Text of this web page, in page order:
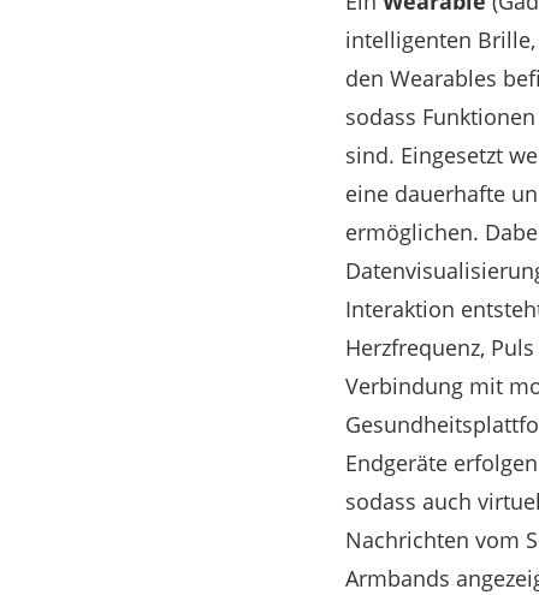
intelligenten
den Wearables
sodass
sind. Eingesetzt
eine dauerhafte
ermöglichen.
Interaktion
Herzfrequenz,
Verbindung mit
Endgeräte
sodass auch
Nachrichten vom
Armbands